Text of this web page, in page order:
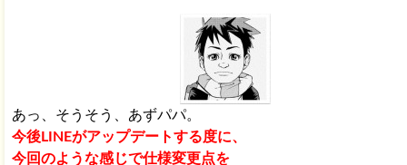
あっ、そうそう、あずパパ。
今後LINEがアップデートする度に、
今回のような感じで仕様変更点を